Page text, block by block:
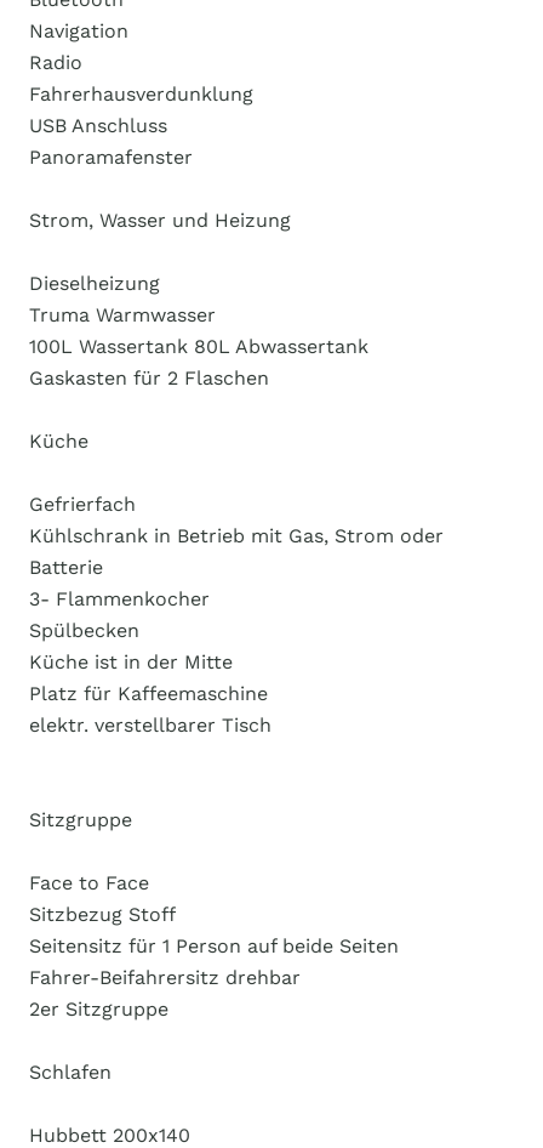
Navigation
Radio
Fahrerhausverdunklung
USB Anschluss
Panoramafenster
Strom, Wasser und Heizung
Dieselheizung
Truma Warmwasser
100L Wassertank 80L Abwassertank
Gaskasten für 2 Flaschen
Küche
Gefrierfach
Kühlschrank in Betrieb mit Gas, Strom oder
Batterie
3- Flammenkocher
Spülbecken
Küche ist in der Mitte
Platz für Kaffeemaschine
elektr. verstellbarer Tisch
Sitzgruppe
Face to Face
Sitzbezug Stoff
Seitensitz für 1 Person auf beide Seiten
Fahrer-Beifahrersitz drehbar
2er Sitzgruppe
Schlafen
Hubbett 200x140